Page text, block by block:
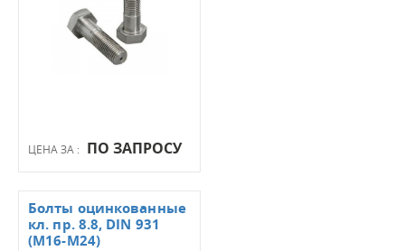
ЦЕНА ЗА : ПО ЗАПРОСУ
Болты оцинкованные
кл. пр. 8.8, DIN 931
(М16-М24)